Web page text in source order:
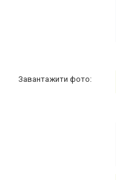
Завантажити фото: